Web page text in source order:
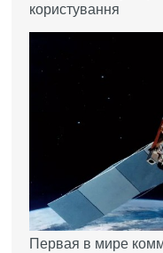
користування
Первая в мире